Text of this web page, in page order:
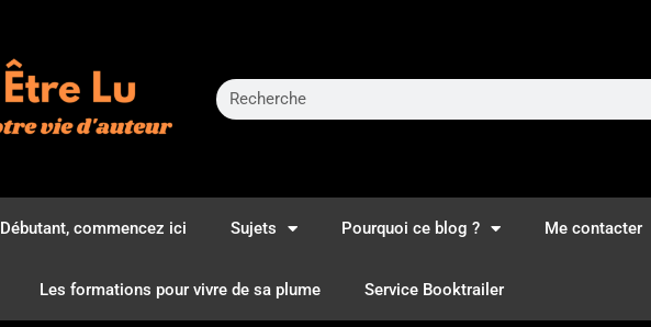
Débutant, commencez ici Sujets Pourquoi ce blog ? Me contacter
Les formations pour vivre de sa plume Service Booktrailer